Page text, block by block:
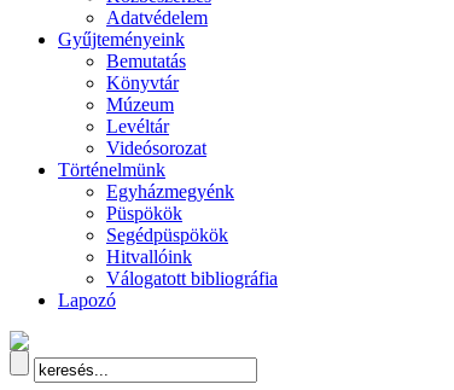
Adatvédelem
Gyűjteményeink
Bemutatás
Könyvtár
Múzeum
Levéltár
Videósorozat
Történelmünk
Egyházmegyénk
Püspökök
Segédpüspökök
Hitvallóink
Válogatott bibliográfia
Lapozó